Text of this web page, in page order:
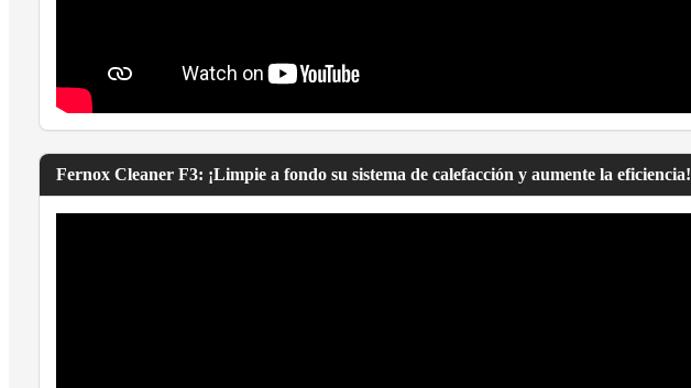
Fernox Cleaner F3: ¡Limpie a fondo su sistema de calefacción y aumente la eficiencia!